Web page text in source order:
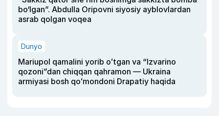
bo‘lgan”. Abdulla Oripovni siyosiy ayblovlardan
asrab qolgan voqea
Dunyo
Mariupol qamalini yorib oʻtgan va “Izvarino
qozoni”dan chiqqan qahramon — Ukraina
armiyasi bosh qoʻmondoni Drapatiy haqida